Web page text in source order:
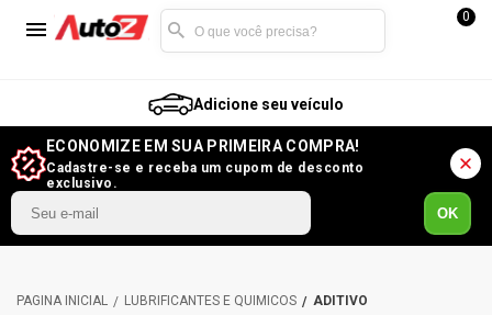
0
Adicione seu veículo
ECONOMIZE EM SUA PRIMEIRA COMPRA!
Cadastre-se e receba um cupom de desconto
exclusivo.
OK
LUBRIFICANTES E QUÍMICOS ADITIVO